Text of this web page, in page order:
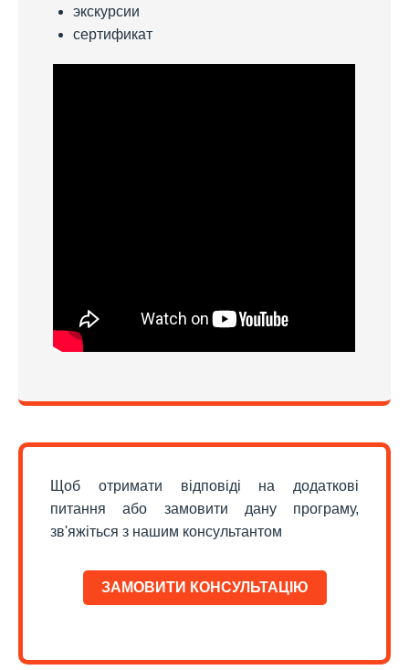
экскурсии
сертификат
Щоб отримати відповіді на додаткові
питання або замовити дану програму,
зв'яжіться з нашим консультантом
ЗАМОВИТИ КОНСУЛЬТАЦІЮ